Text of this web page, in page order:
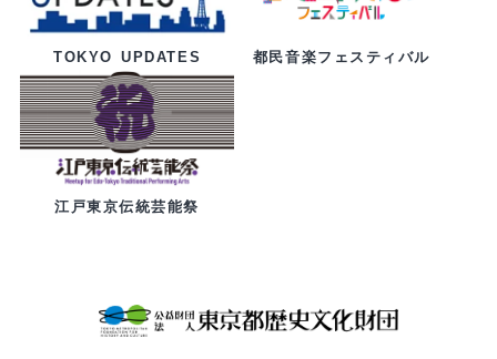
TOKYO UPDATES 都民音楽フェスティバル
江戸東京伝統芸能祭